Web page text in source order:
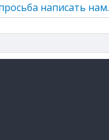
написать нам.